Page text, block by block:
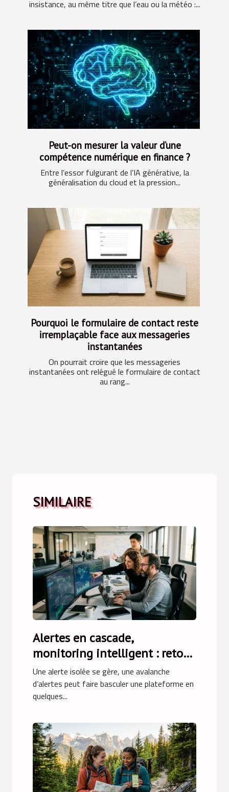
insistance, au même titre que l’eau ou la météo :...
Peut-on mesurer la valeur d’une
compétence numérique en finance ?
Entre l’essor fulgurant de l’IA générative, la
généralisation du cloud et la pression...
Pourquoi le formulaire de contact reste
irremplaçable face aux messageries
instantanées
On pourrait croire que les messageries
instantanées ont relégué le formulaire de contact
au rang...
SIMILAIRE
Alertes en cascade,
monitoring intelligent : retour
sur une crise évitée
Une alerte isolée se gère, une avalanche
d’alertes peut faire basculer une plateforme en
quelques...